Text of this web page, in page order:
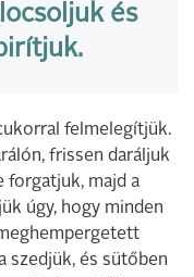
és
felmelegítjük.
frissen daráljuk
forgatjuk, majd a
úgy, hogy minden
szedjük, és sütőben